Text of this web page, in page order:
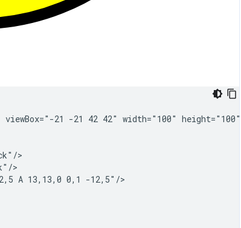
21 -21 42 42" width="100" height="100">
>
>
A 13,13,0 0,1 -12,5"/>